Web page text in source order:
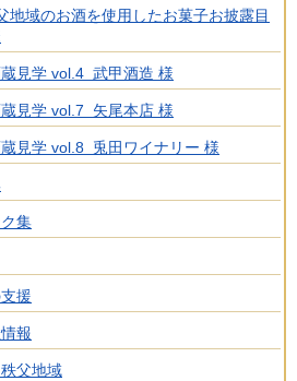
地域のお酒を使用したお菓子お披露目
見学 vol.4 武甲酒造 様
見学 vol.7 矢尾本店 様
見学 vol.8 兎田ワイナリー 様
集
援
報
父地域